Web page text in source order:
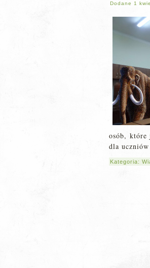
Dodane 1
osób, które
dla
Kategoria: